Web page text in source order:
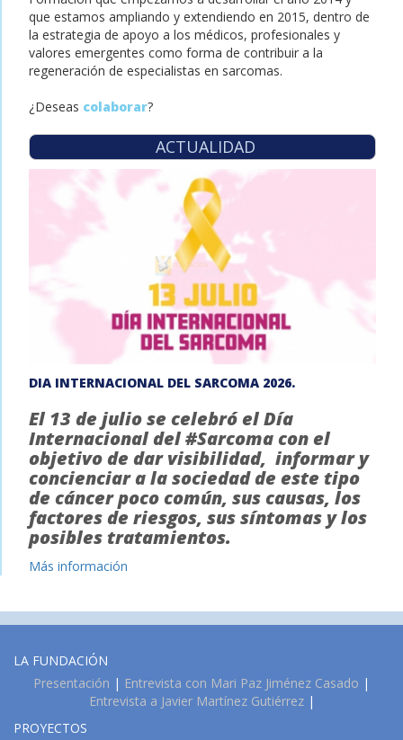
que estamos ampliando y extendiendo en 2015, dentro de
la estrategia de apoyo a los médicos, profesionales y
valores emergentes como forma de contribuir a la
regeneración de especialistas en sarcomas.
¿Deseas colaborar?
ACTUALIDAD
DIA INTERNACIONAL DEL SARCOMA 2026.
El 13 de julio se celebró el Día
Internacional del #Sarcoma con el
objetivo de dar visibilidad, informar y
concienciar a la sociedad de este tipo
de cáncer poco común, sus causas, los
factores de riesgos, sus síntomas y los
posibles tratamientos.
Más información
LA FUNDACIÓN
Presentación | Entrevista con Mari Paz Jiménez Casado |
Entrevista a Javier Martínez Gutiérrez|
PROYECTOS